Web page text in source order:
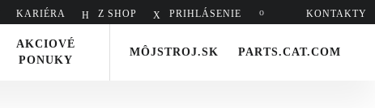
KARIÉRA Z SHOP PRIHLÁSENIE Hladať KONTAKTY
AKCIOVÉ
PONUKY
MÔJSTROJ.SK PARTS.CAT.COM